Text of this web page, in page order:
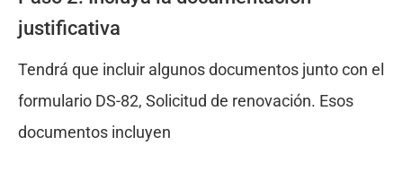
justificativa
Tendrá que incluir algunos documentos junto con el
formulario DS-82, Solicitud de renovación. Esos
documentos incluyen